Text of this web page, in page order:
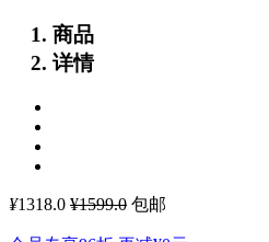
商品
详情
¥1318.0 ¥1599.0 包邮